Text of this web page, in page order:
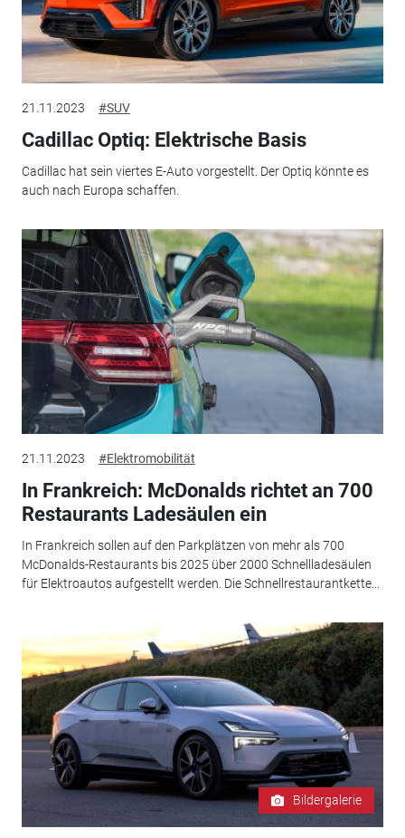
21.11.2023 #SUV
Cadillac Optiq: Elektrische Basis
Cadillac hat sein viertes E-Auto vorgestellt. Der Optiq könnte es
auch nach Europa schaffen.
21.11.2023 #Elektromobilität
In Frankreich: McDonalds richtet an 700
Restaurants Ladesäulen ein
In Frankreich sollen auf den Parkplätzen von mehr als 700
McDonalds-Restaurants bis 2025 über 2000 Schnellladesäulen
für Elektroautos aufgestellt werden. Die Schnellrestaurantkette...
Bildergalerie